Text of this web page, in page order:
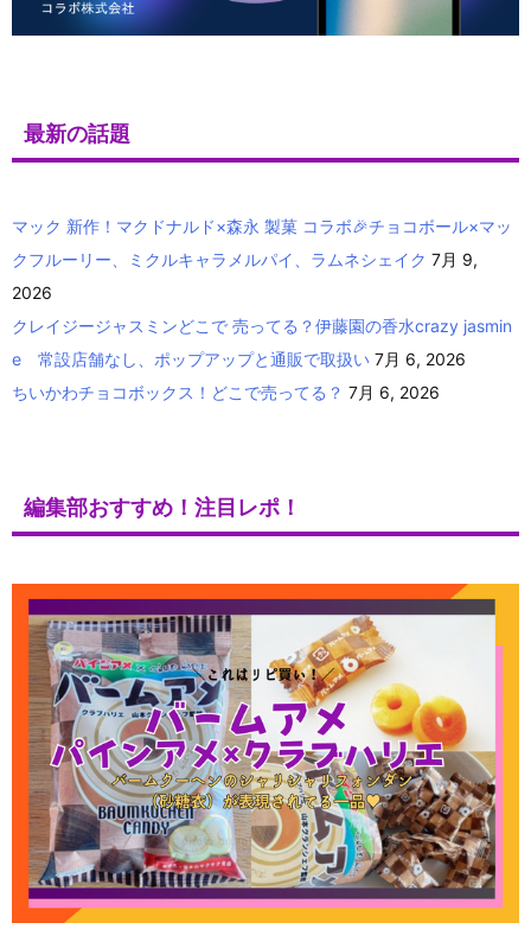
最新の話題
マック 新作！マクドナルド×森永 製菓 コラボ🎉チョコボール×マッ
クフルーリー、ミクルキャラメルパイ、ラムネシェイク 7月 9,
2026
クレイジージャスミンどこで 売ってる？伊藤園の香水crazy jasmin
e 常設店舗なし、ポップアップと通販で取扱い 7月 6, 2026
ちいかわチョコボックス！どこで売ってる？ 7月 6, 2026
編集部おすすめ！注目レポ！